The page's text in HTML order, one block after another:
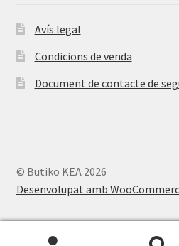
Avís legal
Condicions de venda
Document de contacte de
© Butiko KEA 2026
Desenvolupat amb